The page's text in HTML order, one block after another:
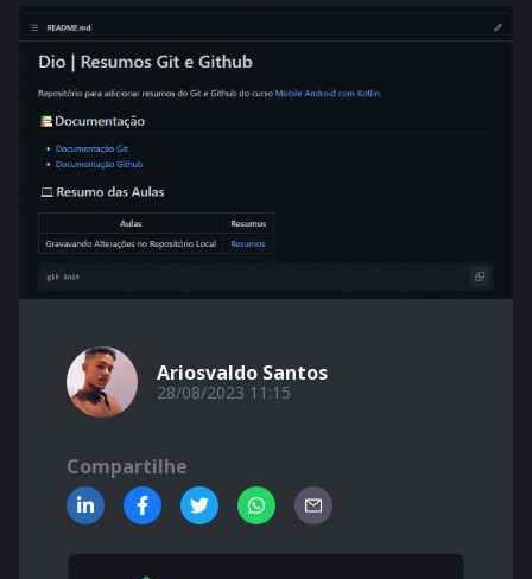
Ariosvaldo Santos
28/08/2023 11:15
Compartilhe